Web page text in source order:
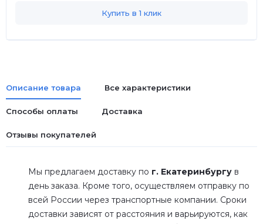
Купить в 1 клик
Описание товара Все характеристики
Способы оплаты Доставка
Отзывы покупателей
Мы предлагаем доставку по г. Екатеринбургу в
день заказа. Кроме того, осуществляем отправку по
всей России через транспортные компании. Сроки
доставки зависят от расстояния и варьируются, как